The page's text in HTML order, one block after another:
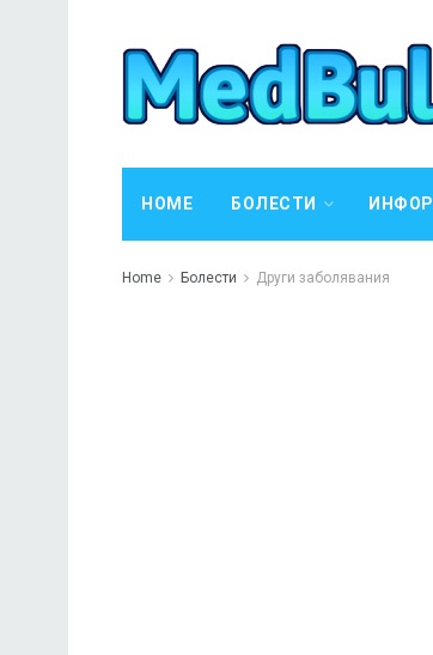
HOME БОЛЕСТИ
Home Болести Други заболявания